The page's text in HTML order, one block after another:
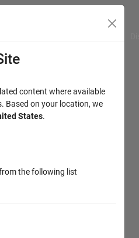
content where available
Based on your location, we
States.
the following list